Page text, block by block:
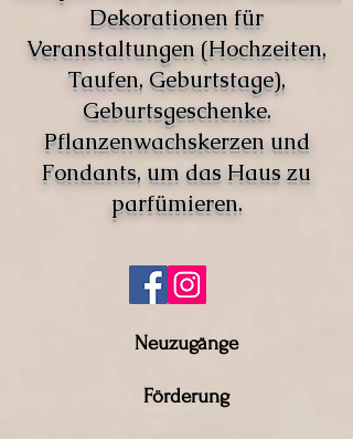
Dekorationen für
Veranstaltungen (Hochzeiten,
Taufen, Geburtstage),
Geburtsgeschenke.
Pflanzenwachskerzen und
Fondants, um das Haus zu
parfümieren.
Neuzugänge
Förderung